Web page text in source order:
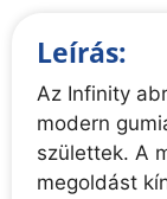
Leírás:
Az Infinity
modern
születtek. A
megoldást